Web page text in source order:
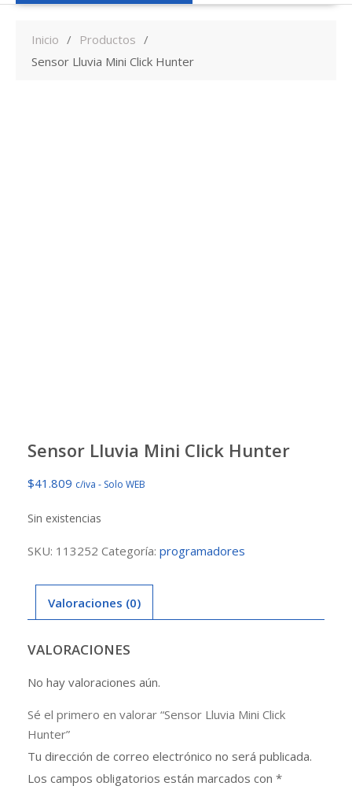
Inicio
Productos
Sensor Lluvia Mini Click Hunter
Sensor Lluvia Mini Click Hunter
$41.809 c/iva - Solo WEB
Sin existencias
SKU: 113252 Categoría: programadores
Valoraciones (0)
VALORACIONES
No hay valoraciones aún.
Sé el primero en valorar “Sensor Lluvia Mini Click
Hunter”
Tu dirección de correo electrónico no será publicada.
Los campos obligatorios están marcados con *